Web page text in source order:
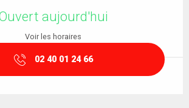
aujourd'hui
Voir les horaires
02 40 01 24 66